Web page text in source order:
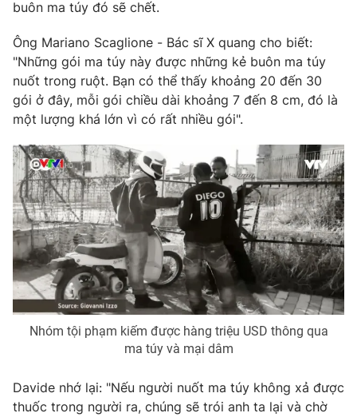
VTV Sức khoẻ Bất động sản
Thị trường 24h Tấm lòng Việt
VTV9 VTV8
Liên hệ tòa soạn English
THỜI BÁO VTV
Theo dõi báo trên
buôn ma túy đó sẽ chết.
Ông Mariano Scaglione - Bác sĩ X quang cho biết:
"Những gói ma túy này được những kẻ buôn ma túy
nuốt trong ruột. Bạn có thể thấy khoảng 20 đến 30
gói ở đây, mỗi gói chiều dài khoảng 7 đến 8 cm, đó là
một lượng khá lớn vì có rất nhiều gói".
Nhóm tội phạm kiếm được hàng triệu USD thông qua
ma túy và mại dâm
Davide nhớ lại: "Nếu người nuốt ma túy không xả được
thuốc trong người ra, chúng sẽ trói anh ta lại và chờ